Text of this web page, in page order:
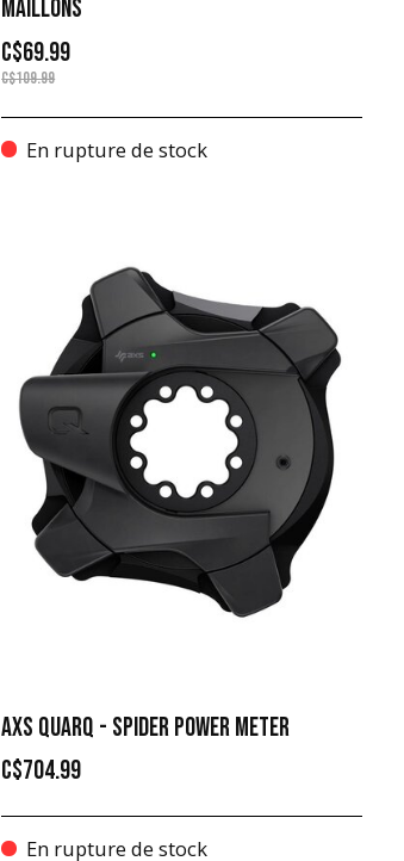
MAILLONS
C$69.99
C$109.99
En rupture de stock
AXS QUARQ - SPIDER POWER METER
C$704.99
En rupture de stock